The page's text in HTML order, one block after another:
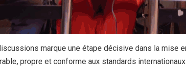
marque une étape décisive dans la mise
propre et conforme aux standards internationaux.